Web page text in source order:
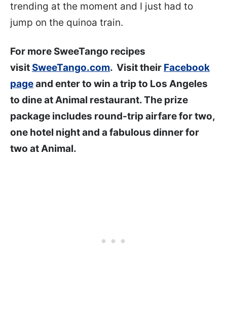
trending at the moment and I just had to
jump on the quinoa train.
For more SweeTango recipes
visit SweeTango.com. Visit their Facebook
pageand enter to win a trip to Los Angeles
to dine at Animal restaurant. The prize
package includes round-trip airfare for two,
one hotel night and a fabulous dinner for
two at Animal.